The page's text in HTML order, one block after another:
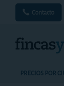
Contacto
PRECIOS POR